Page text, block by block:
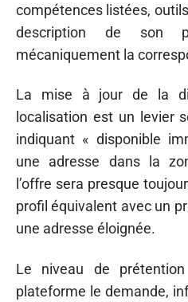
compétences listées,
description de son
mécaniquement la
La mise à jour de la
localisation est un levier
indiquant « disponible
une adresse dans la
l’offre sera presque
profil équivalent avec un
une adresse éloignée.
Le niveau de
plateforme le demande,